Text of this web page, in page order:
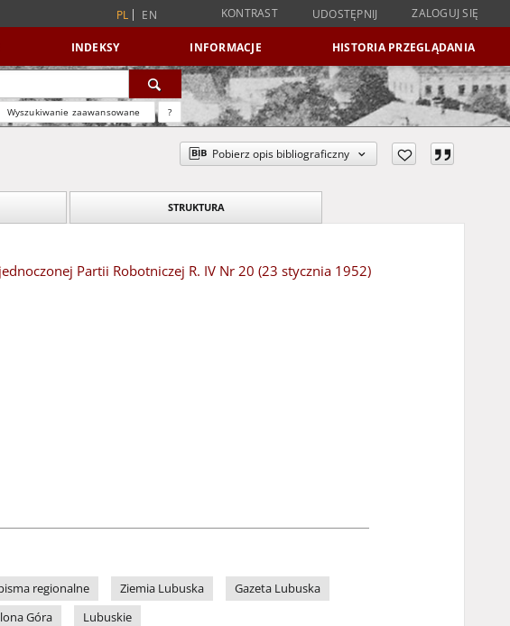
PL EN KONTRAST UDOSTĘPNIJ ZALOGUJ SIĘ
INDEKSY INFORMACJE HISTORIA PRZEGLĄDANIA
Wyszukiwanie zaawansowane ?
Pobierz opis bibliograficzny
STRUKTURA
Partii Robotniczej R. IV Nr 20 (23 stycznia 1952)
regionalne Ziemia Lubuska
Gazeta Lubuska
Góra Lubuskie